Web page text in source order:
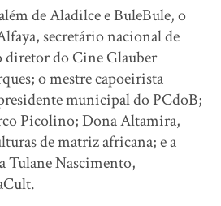
de Aladilce e BuleBule, o
secretário nacional de
diretor do Cine Glauber
o mestre capoeirista
municipal do PCdoB;
Picolino; Dona Altamira,
de matriz africana; e a
Tulane Nascimento,